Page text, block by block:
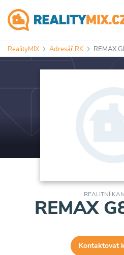
RealityMIX Adresář RK REMAX
REALITNÍ
REMAX
Kontaktovat